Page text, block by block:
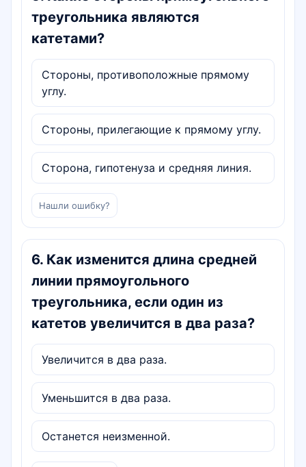
треугольника являются
катетами?
Стороны, противоположные прямому
углу.
Стороны, прилегающие к прямому углу.
Сторона, гипотенуза и средняя линия.
Нашли ошибку?
6. Как изменится длина средней
линии прямоугольного
треугольника, если один из
катетов увеличится в два раза?
Увеличится в два раза.
Уменьшится в два раза.
Останется неизменной.